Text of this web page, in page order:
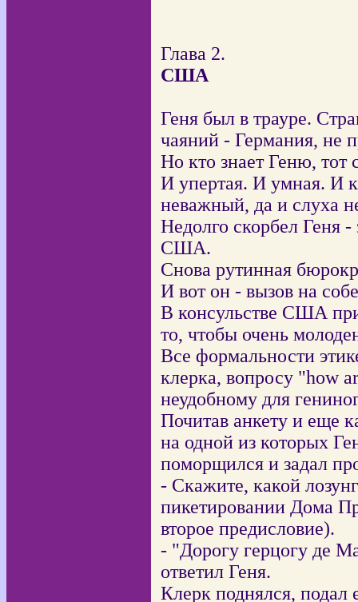
Глава 2.
США
Геня был в трауре.
чаяний - Германия, не
Но кто знает Геню, тот
И упертая. И умная. И
неважный, да и слуха
Недолго скорбел Геня
США.
Снова рутинная
И вот он - вызов на
В консульстве США
то, чтобы очень
Все формальности
клерка, вопросу "how
неудобному для
Почитав анкету и еще
на одной из которых
поморщился и задал
- Скажите, какой
пикетировании Дома
второе предисловие).
- "Дорогу герцогу де
ответил Геня.
Клерк поднялся,